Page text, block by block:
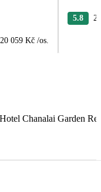
20 059 Kč /os.
5.8
Hotel Chanalai Garden